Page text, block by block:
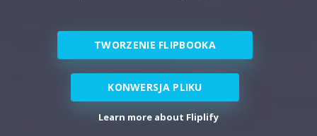
TWORZENIE FLIPBOOKA
KONWERSJA PLIKU
Learn more about Fliplify